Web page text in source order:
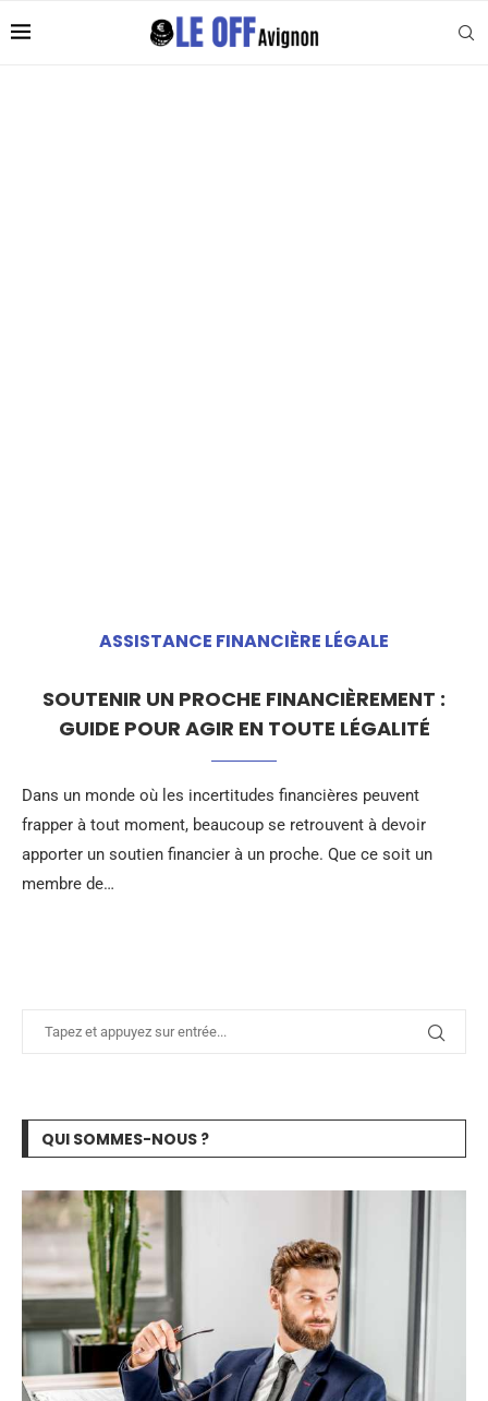
ASSISTANCE FINANCIÈRE LÉGALE
SOUTENIR UN PROCHE FINANCIÈREMENT :
GUIDE POUR AGIR EN TOUTE LÉGALITÉ
Dans un monde où les incertitudes financières peuvent
frapper à tout moment, beaucoup se retrouvent à devoir
apporter un soutien financier à un proche. Que ce soit un
membre de…
QUI SOMMES-NOUS ?